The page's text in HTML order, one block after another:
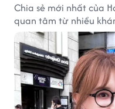
Chia sẻ mới nhất của
quan tâm từ nhiều